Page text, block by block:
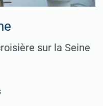
sur la Seine